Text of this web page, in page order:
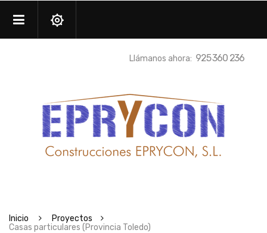
Llámanos ahora: 925 360 236
Inicio
Proyectos
Casas particulares (Provincia Toledo)